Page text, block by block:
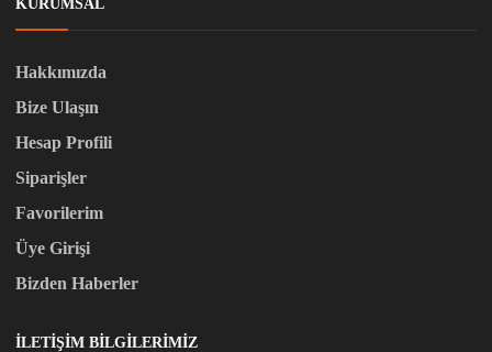
KURUMSAL
Hakkımızda
Bize Ulaşın
Hesap Profili
Siparişler
Favorilerim
Üye Girişi
Bizden Haberler
İLETIŞIM BILGILERIMIZ